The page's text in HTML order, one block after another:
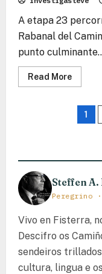
A etapa 23
Rabanal del
punto
Read MoreRead
more
1
Steffen
Peregrino
Vivo en Fisterra,
Descifro os
sendeiros
cultura, lingua e